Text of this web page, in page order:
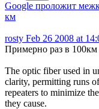
Google проложит
км
rosty Feb 26 2008 at
Примерно раз в 100км
The optic fiber used in
clarity, permitting runs
repeaters to minimize
they cause.